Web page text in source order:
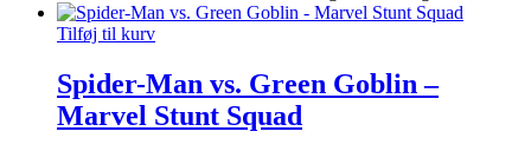
Tilføj til kurv
Spider-Man vs. Green Goblin –
Marvel Stunt Squad